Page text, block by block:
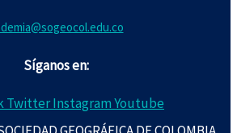
Síganos en:
TwitterInstagramYoutube